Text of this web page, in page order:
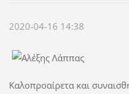
2020-04-16 14:38
Καλοπροαίρετα και